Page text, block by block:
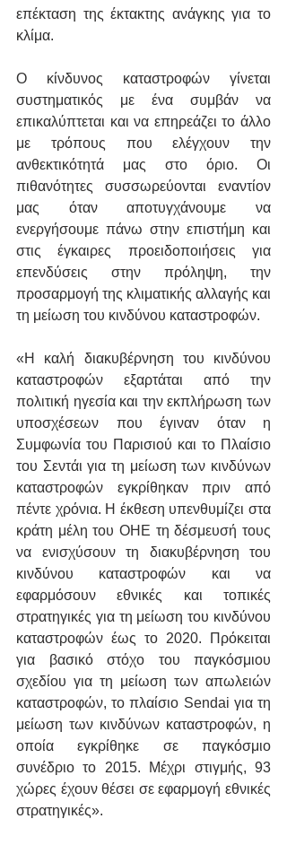
επέκταση της έκτακτης ανάγκης για το
κλίμα.
Ο κίνδυνος καταστροφών γίνεται
συστηματικός με ένα συμβάν να
επικαλύπτεται και να επηρεάζει το άλλο
με τρόπους που ελέγχουν την
ανθεκτικότητά μας στο όριο. Οι
πιθανότητες συσσωρεύονται εναντίον
μας όταν αποτυγχάνουμε να
ενεργήσουμε πάνω στην επιστήμη και
στις έγκαιρες προειδοποιήσεις για
επενδύσεις στην πρόληψη, την
προσαρμογή της κλιματικής αλλαγής και
τη μείωση του κινδύνου καταστροφών.
«Η καλή διακυβέρνηση του κινδύνου
καταστροφών εξαρτάται από την
πολιτική ηγεσία και την εκπλήρωση των
υποσχέσεων που έγιναν όταν η
Συμφωνία του Παρισιού και το Πλαίσιο
του Σεντάι για τη μείωση των κινδύνων
καταστροφών εγκρίθηκαν πριν από
πέντε χρόνια. Η έκθεση υπενθυμίζει στα
κράτη μέλη του ΟΗΕ τη δέσμευσή τους
να ενισχύσουν τη διακυβέρνηση του
κινδύνου καταστροφών και να
εφαρμόσουν εθνικές και τοπικές
στρατηγικές για τη μείωση του κινδύνου
καταστροφών έως το 2020. Πρόκειται
για βασικό στόχο του παγκόσμιου
σχεδίου για τη μείωση των απωλειών
καταστροφών, το πλαίσιο Sendai για τη
μείωση των κινδύνων καταστροφών, η
οποία εγκρίθηκε σε παγκόσμιο
συνέδριο το 2015. Μέχρι στιγμής, 93
χώρες έχουν θέσει σε εφαρμογή εθνικές
στρατηγικές».